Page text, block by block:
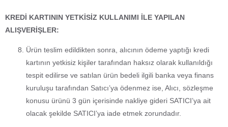
KREDİ KARTININ YETKİSİZ KULLANIMI İLE YAPILAN
ALIŞVERİŞLER:
Ürün teslim edildikten sonra, alıcının ödeme yaptığı kredi
kartının yetkisiz kişiler tarafından haksız olarak kullanıldığı
tespit edilirse ve satılan ürün bedeli ilgili banka veya finans
kuruluşu tarafından Satıcı’ya ödenmez ise, Alıcı, sözleşme
konusu ürünü 3 gün içerisinde nakliye gideri SATICI’ya ait
olacak şekilde SATICI’ya iade etmek zorundadır.